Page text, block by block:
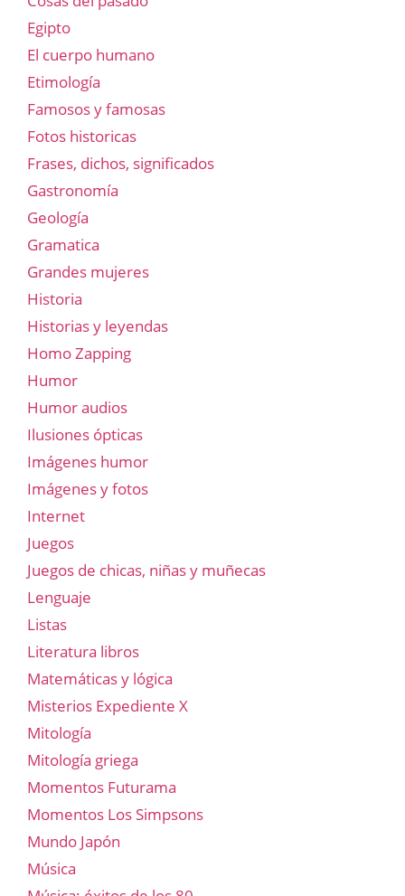
Egipto
El cuerpo humano
Etimología
Famosos y famosas
Fotos historicas
Frases, dichos, significados
Gastronomía
Geología
Gramatica
Grandes mujeres
Historia
Historias y leyendas
Homo Zapping
Humor
Humor audios
Ilusiones ópticas
Imágenes humor
Imágenes y fotos
Internet
Juegos
Juegos de chicas, niñas y muñecas
Lenguaje
Listas
Literatura libros
Matemáticas y lógica
Misterios Expediente X
Mitología
Mitología griega
Momentos Futurama
Momentos Los Simpsons
Mundo Japón
Música